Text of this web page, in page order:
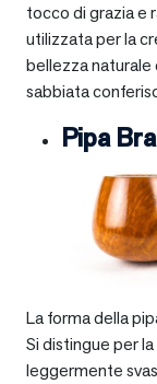
tocco di grazia e
utilizzata per la
bellezza naturale
sabbiata
Pipa
La forma della
Si distingue per
leggermente